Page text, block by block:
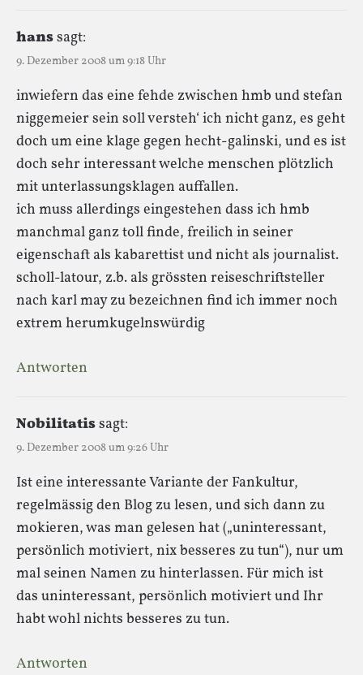
hanssagt:
9. Dezember 2008 um 9:18 Uhr
inwiefern das eine fehde zwischen hmb und stefan
niggemeier sein soll versteh‘ ich nicht ganz, es geht
doch um eine klage gegen hecht-galinski, und es ist
doch sehr interessant welche menschen plötzlich
mit unterlassungsklagen auffallen.
ich muss allerdings eingestehen dass ich hmb
manchmal ganz toll finde, freilich in seiner
eigenschaft als kabarettist und nicht als journalist.
scholl-latour, z.b. als grössten reiseschriftsteller
nach karl may zu bezeichnen find ich immer noch
extrem herumkugelnswürdig
Antworten
Nobilitatissagt:
9. Dezember 2008 um 9:26 Uhr
Ist eine interessante Variante der Fankultur,
regelmässig den Blog zu lesen, und sich dann zu
mokieren, was man gelesen hat („uninteressant,
persönlich motiviert, nix besseres zu tun“), nur um
mal seinen Namen zu hinterlassen. Für mich ist
das uninteressant, persönlich motiviert und Ihr
habt wohl nichts besseres zu tun.
Antworten